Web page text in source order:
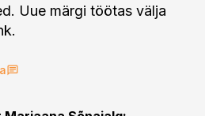
Uue märgi töötas välja